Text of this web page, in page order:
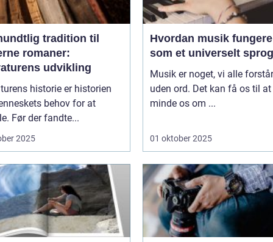
tradition til
romaner:
udvikling
historie er historien
behov for at
Før der fandte...
2025
Hvordan musik
som et universelt sprog
Musik er noget, vi alle
uden ord. Det kan få os til
minde os om ...
01 oktober 2025